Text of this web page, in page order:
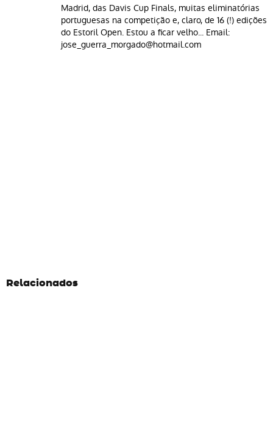
Madrid, das Davis Cup Finals, muitas eliminatórias
portuguesas na competição e, claro, de 16 (!) edições
do Estoril Open. Estou a ficar velho... Email:
jose_guerra_morgado@hotmail.com
Relacionados